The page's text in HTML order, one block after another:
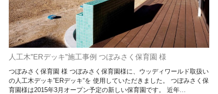
人工木”ERデッキ”施工事例 つぼみさく保育園 様
つぼみさく保育園 様 つぼみさく保育園様に、ウッディワールド取扱い
の人工木デッキ”ERデッキ“を 使用していただきました。 つぼみさく保
育園様は2015年3月オープン予定の新しい保育園です。 近年…